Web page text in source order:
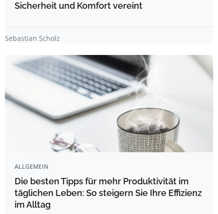
Sicherheit und Komfort vereint
Sebastian Scholz
ALLGEMEIN
Die besten Tipps für mehr Produktivität im
täglichen Leben: So steigern Sie Ihre Effizienz
im Alltag